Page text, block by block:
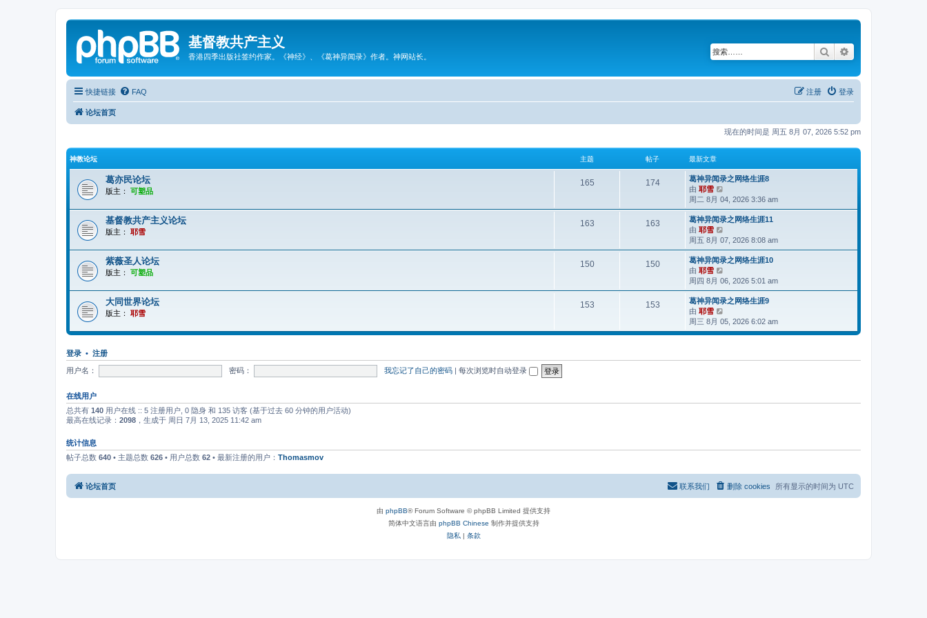
基督教共产主义
香港四季出版社签约作家。《神经》、《葛神异闻录》作者。神网站长。 搜索
快捷链接 FAQ 登录
注册
论坛首页
现在的时间是 周五 8月 07, 2026 5:52 pm
神教论坛 主题 帖子 最新文章
葛亦民论坛
版主： 可塑品
165 174
葛神异闻录之网络生涯8
由 耶雪
看
最
新
子
周二 8月 04, 2026 3:36 am
基督教共产主义论坛
版主： 耶雪
163 163
葛神异闻录之网络生涯11
由 耶雪
看
最
新
子
周五 8月 07, 2026 8:08 am
紫薇圣人论坛
版主： 可塑品
150 150
葛神异闻录之网络生涯10
由 耶雪
看
最
新
子
周四 8月 06, 2026 5:01 am
大同世界论坛
版主： 耶雪
153 153
葛神异闻录之网络生涯9
由 耶雪
看
最
子
周三 8月 05, 2026 6:02 am
登录 • 注册
用户名： 密码： 我忘记了自己的密码 | 每次浏览时自动登录
在线用户
总共有 140 用户在线 :: 5 注册用户, 0 隐身 和 135 访客 (基于过去 60 分钟的用户活动)
最高在线记录： 2098 ，生成于 周日 7月 13, 2025 11:42 am
统计信息
帖子总数 640 • 主题总数 626 • 用户总数 62 • 最新注册的用户： Thomasmov
论坛首页 所有显示的时间为 UTC
删除 cookies
联系我们
由 phpBB® Forum Software © phpBB Limited 提供支持
简体中文语言由 phpBB Chinese 制作并提供支持
隐私 | 条款